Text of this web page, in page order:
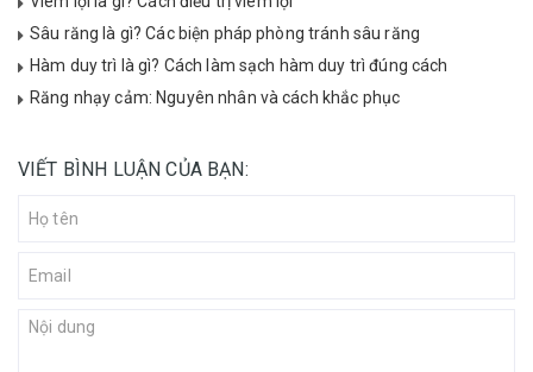
Sâu răng là gì? Các biện pháp phòng tránh sâu răng
Hàm duy trì là gì? Cách làm sạch hàm duy trì đúng cách
Răng nhạy cảm: Nguyên nhân và cách khắc phục
VIẾT BÌNH LUẬN CỦA BẠN: